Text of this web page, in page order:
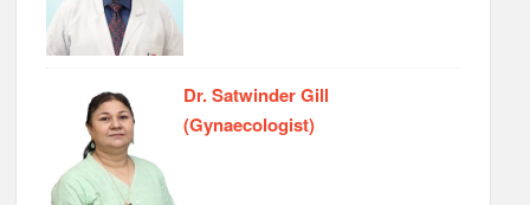
Dr. Satwinder Gill
(Gynaecologist)